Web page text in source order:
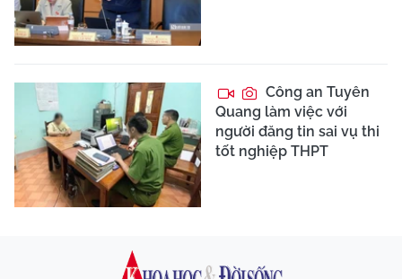
Công an Tuyên
Quang làm việc với
người đăng tin sai vụ thi
tốt nghiệp THPT